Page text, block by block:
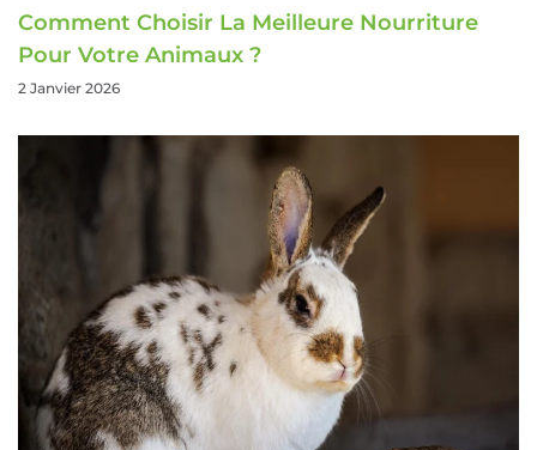
Comment Choisir La Meilleure Nourriture
Pour Votre Animaux ?
2 Janvier 2026